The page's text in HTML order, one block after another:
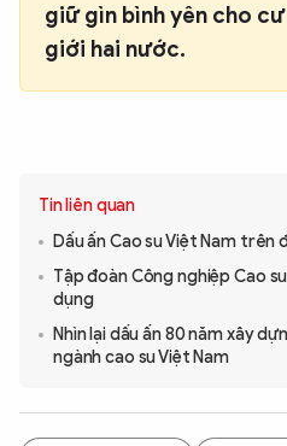
giữ gìn bình yên cho
giới hai nước.
Tin liên quan
Dấu ấn Cao su Việt Nam trên
Tập đoàn Công nghiệp Cao
dụng
Nhìn lại dấu ấn 80 năm xây
ngành cao su Việt Nam